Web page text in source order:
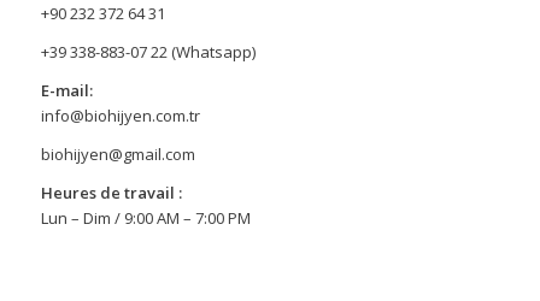
+90 232 372 64 31
+39 338-883-07 22 (Whatsapp)
E-mail:
info@biohijyen.com.tr
biohijyen@gmail.com
Heures de travail :
Lun – Dim / 9:00 AM – 7:00 PM